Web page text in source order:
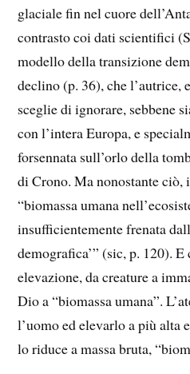
glaciale fin nel cuore
contrasto coi dati scientifici
modello della transizione
declino (p. 36), che l’autrice,
sceglie di ignorare, sebbene
con l’intera Europa, e
forsennata sull’orlo della
di Crono. Ma nonostante ciò,
“biomassa umana
insufficientemente frenata
demografica’” (sic, p. 120).
elevazione, da creature a
Dio a “biomassa umana”.
l’uomo ed elevarlo a più alta
lo riduce a massa bruta,